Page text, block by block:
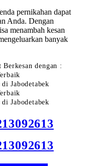
pernikahan dapat
Anda. Dengan
menambah kesan
banyak
dengan :
Jabodetabek
Jabodetabek